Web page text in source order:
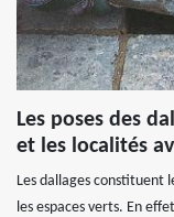
Les poses des
et les localités
Les dallages constituent
les espaces verts. En